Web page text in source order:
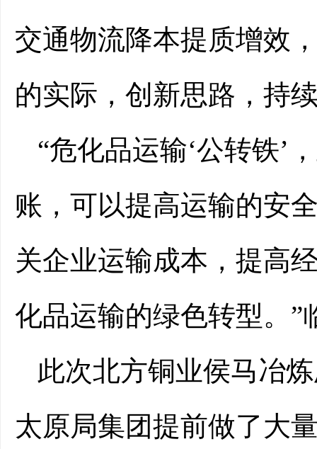
交通物流降本提质增效
的实际，创新思路，持
“危化品运输‘公转铁’
账，可以提高运输的安
关企业运输成本，提高
化品运输的绿色转型。
此次北方铜业侯马冶
太原局集团提前做了大